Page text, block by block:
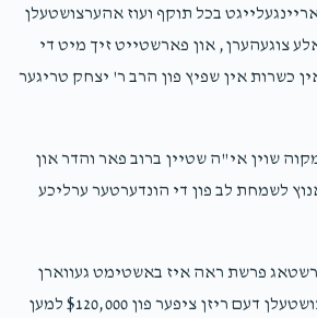
יואל עסטרייכעריודא הערש טייטלבוים
1 year ago
בכל תוקף ועוז אהערצושטעלן
צוגעהערן, און פארשטייט זיך מיט די
כשרות אין שפיץ פון הרב ר' יצחק טריגער
שוין אי"ה שטיין ברוב פאר והדר און
לשמחת לב פון די הונדערטער ערליכע
פרשת ראה איז באשטימט געווארן
פאר'ן קאמפיין צוזאמצושטעלן דעם ריזן ציפער פון $120,000 למען